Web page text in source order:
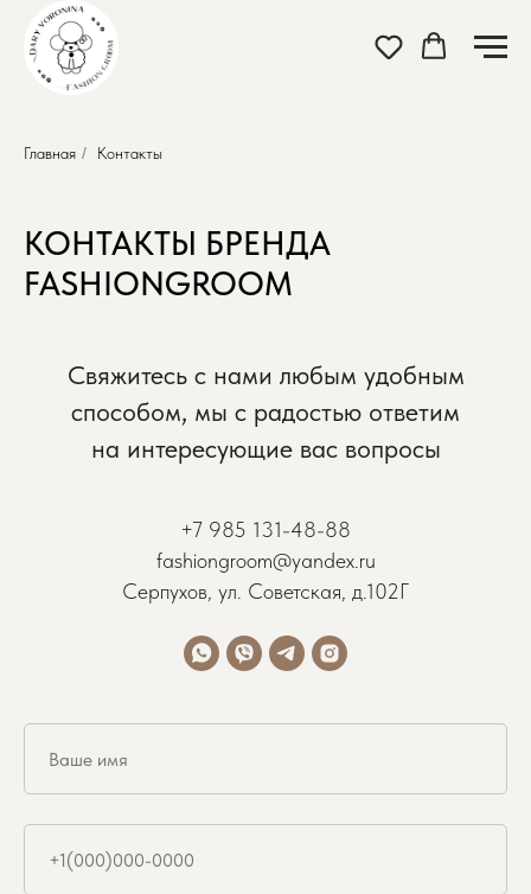
Главная / Контакты
КОНТАКТЫ БРЕНДА
FASHIONGROOM
Свяжитесь с нами любым удобным
способом, мы с радостью ответим
на интересующие вас вопросы
+7 985 131-48-88
fashiongroom@yandex.ru
Серпухов, ул. Советская, д.102Г